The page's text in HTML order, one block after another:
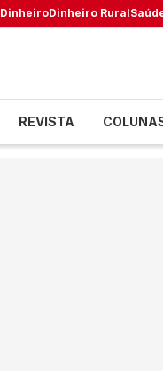
DinheiroDinheiro Rural
REVISTA